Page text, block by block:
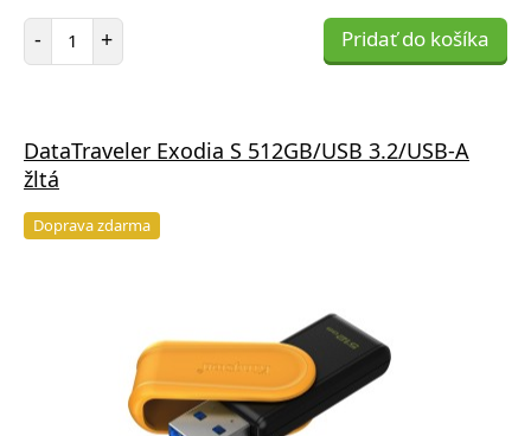
- Počet položiek
+ Pridať do košíka
DataTraveler Exodia S 512GB/USB 3.2/USB-A
žltá
Doprava zdarma